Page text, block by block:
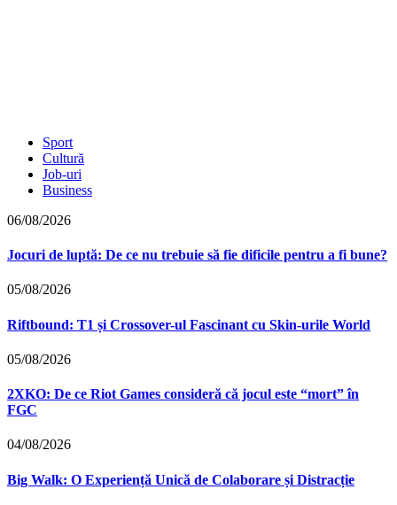
Sport
Cultură
Job-uri
Business
06/08/2026
Jocuri de luptă: De ce nu trebuie să fie dificile pentru a fi bune?
05/08/2026
Riftbound: T1 și Crossover-ul Fascinant cu Skin-urile World
05/08/2026
2XKO: De ce Riot Games consideră că jocul este “mort” în
FGC
04/08/2026
Big Walk: O Experiență Unică de Colaborare și Distracție